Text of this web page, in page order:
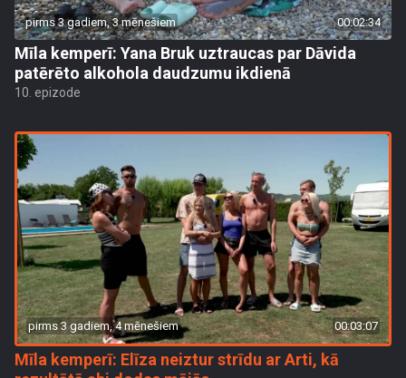
pirms 3 gadiem, 3 mēnešiem 00:02:34
Mīla kemperī: Yana Bruk uztraucas par Dāvida
patērēto alkohola daudzumu ikdienā
10. epizode
pirms 3 gadiem, 4 mēnešiem 00:03:07
Mīla kemperī: Elīza neiztur strīdu ar Arti, kā